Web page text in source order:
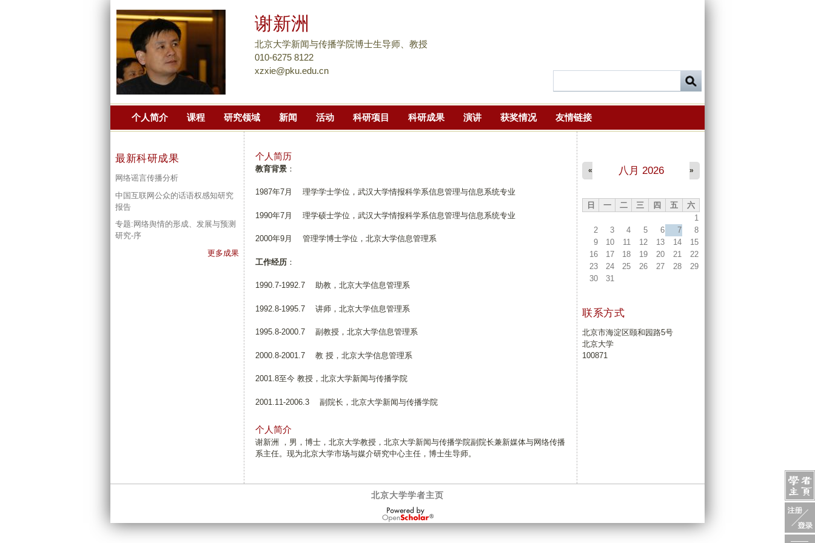
到
主
要
内
谢新洲
北京大学新闻与传播学院博士生导师、教授
010-6275 8122
xzxie@pku.edu.cn
个人简介 课程 研究领域 新闻 活动 科研项目 科研成果 演讲 获奖情况 友情链接
个人简历
教育背景 ：
1987年7月 理学学士学位，武汉大学情报科学系信息管理与信息系统专业
1990年7月 理学硕士学位，武汉大学情报科学系信息管理与信息系统专业
2000年9月 管理学博士学位，北京大学信息管理系
工作经历 ：
1990.7-1992.7 助教，北京大学信息管理系
1992.8-1995.7 讲师，北京大学信息管理系
1995.8-2000.7 副教授，北京大学信息管理系
2000.8-2001.7 教 授，北京大学信息管理系
2001.8至今 教授，北京大学新闻与传播学院
2001.11-2006.3 副院长，北京大学新闻与传播学院
个人简介
谢新洲 ，男，博士，北京大学教授，北京大学新闻与传播学院副院长兼新媒体与网络传播
系主任。现为北京大学市场与媒介研究中心主任，博士生导师。
最新科研成果
网络谣言传播分析
中国互联网公众的话语权感知研究
报告
专题:网络舆情的形成、发展与预测
研究-序
更多成果
八月 2026
« »
日 一 二 三 四 五
六
1
2
3 4 5 6 7
8
9
10 11 12 13 14
15
16
17 18 19 20 21
22
23
24 25 26 27 28
29
30
31
联系方式
北京市海淀区颐和园路5号
北京大学
100871
北京大学学者主页
OpenScholar